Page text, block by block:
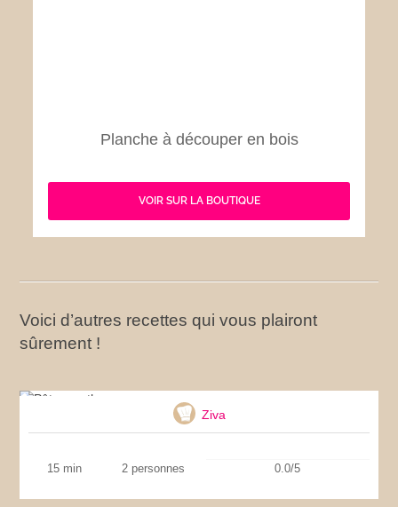
Planche à découper en bois
VOIR SUR LA BOUTIQUE
Voici d’autres recettes qui vous plairont
sûrement !
Ziva
15 min 2 personnes 0.0/5